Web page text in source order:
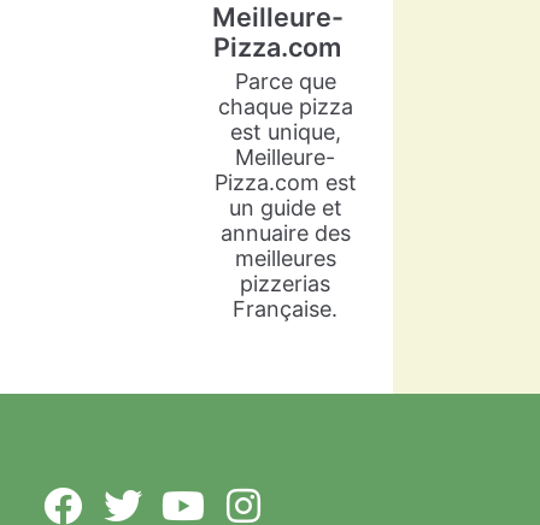
Meilleure-
Pizza.com
Parce que
chaque pizza
est unique,
Meilleure-
Pizza.com est
un guide et
annuaire des
meilleures
pizzerias
Française.
italienne. Sacrée vice